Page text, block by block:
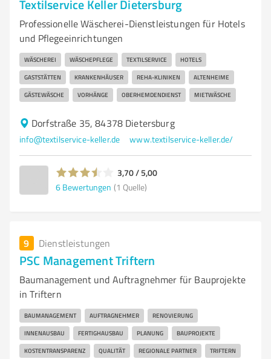
Textilservice Keller Dietersburg
Professionelle Wäscherei-Dienstleistungen für Hotels
und Pflegeeinrichtungen
WÄSCHEREI WÄSCHEPFLEGE TEXTILSERVICE HOTELS
GASTSTÄTTEN KRANKENHÄUSER REHA-KLINIKEN ALTENHEIME
GÄSTEWÄSCHE VORHÄNGE OBERHEMDENDIENST MIETWÄSCHE
Dorfstraße 35, 84378 Dietersburg
info@textilservice-keller.de www.textilservice-keller.de/
3,70 / 5,00
6 Bewertungen (1 Quelle)
9 Dienstleistungen
PSC Management Triftern
Baumanagement und Auftragnehmer für Bauprojekte
in Triftern
BAUMANAGEMENT AUFTRAGNEHMER RENOVIERUNG
INNENAUSBAU FERTIGHAUSBAU PLANUNG BAUPROJEKTE
KOSTENTRANSPARENZ QUALITÄT REGIONALE PARTNER TRIFTERN